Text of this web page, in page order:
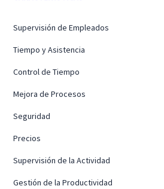
Supervisión de Empleados
Tiempo y Asistencia
Control de Tiempo
Mejora de Procesos
Seguridad
Precios
Supervisión de la Actividad
Gestión de la Productividad